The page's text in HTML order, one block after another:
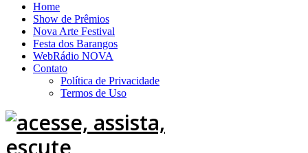
Home
Show de Prêmios
Nova Arte Festival
Festa dos Barangos
WebRádio NOVA
Contato
Política de Privacidade
Termos de Uso